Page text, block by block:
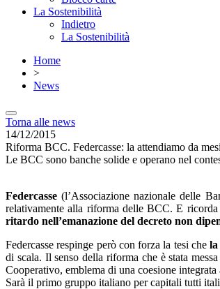
La Sostenibilità
Indietro
La Sostenibilità
Home
>
News
Torna alle news
14/12/2015
Riforma BCC. Federcasse: la attendiamo da
Le BCC sono banche solide e operano nel
Federcasse (l’Associazione nazionale delle
relativamente alla riforma delle BCC. E
ritardo nell’emanazione del decreto non
Federcasse respinge però con forza la tesi chela
di scala. Il senso della riforma che è stata
Cooperativo, emblema di una coesione
Sarà il primo gruppo italiano per capitali tutti